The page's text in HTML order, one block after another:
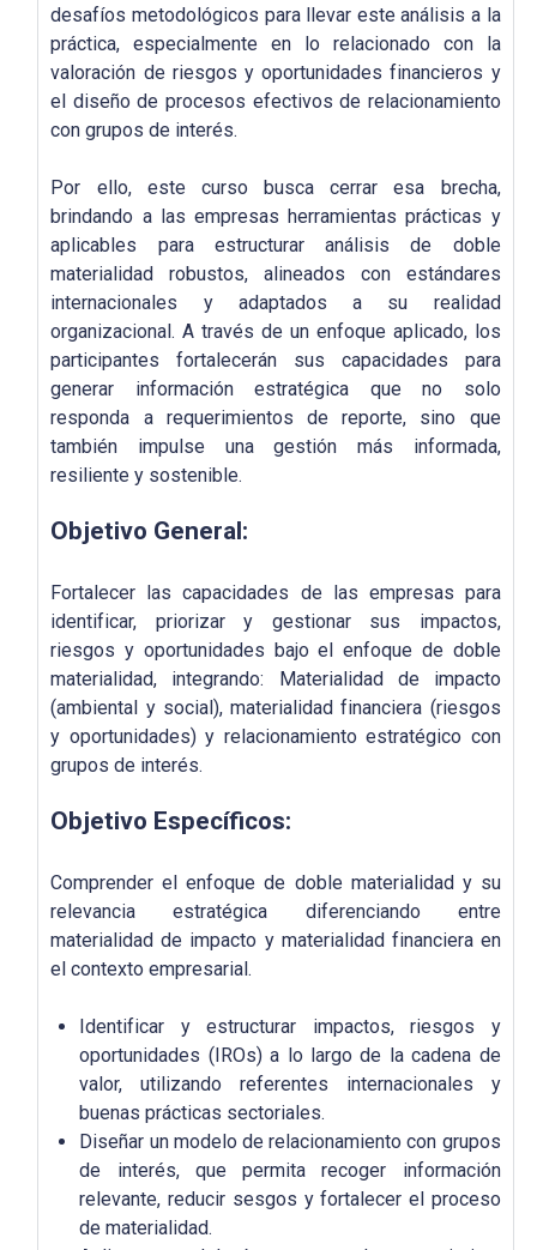
desafíos metodológicos para llevar este análisis a la
práctica, especialmente en lo relacionado con la
valoración de riesgos y oportunidades financieros y
el diseño de procesos efectivos de relacionamiento
con grupos de interés.
Por ello, este curso busca cerrar esa brecha,
brindando a las empresas herramientas prácticas y
aplicables para estructurar análisis de doble
materialidad robustos, alineados con estándares
internacionales y adaptados a su realidad
organizacional. A través de un enfoque aplicado, los
participantes fortalecerán sus capacidades para
generar información estratégica que no solo
responda a requerimientos de reporte, sino que
también impulse una gestión más informada,
resiliente y sostenible.
Objetivo General:
Fortalecer las capacidades de las empresas para
identificar, priorizar y gestionar sus impactos,
riesgos y oportunidades bajo el enfoque de doble
materialidad, integrando: Materialidad de impacto
(ambiental y social), materialidad financiera (riesgos
y oportunidades) y relacionamiento estratégico con
grupos de interés.
Objetivo Específicos:
Comprender el enfoque de doble materialidad y su
relevancia estratégica diferenciando entre
materialidad de impacto y materialidad financiera en
el contexto empresarial.
Identificar y estructurar impactos, riesgos y
oportunidades (IROs) a lo largo de la cadena de
valor, utilizando referentes internacionales y
buenas prácticas sectoriales.
Diseñar un modelo de relacionamiento con grupos
de interés, que permita recoger información
relevante, reducir sesgos y fortalecer el proceso
de materialidad.